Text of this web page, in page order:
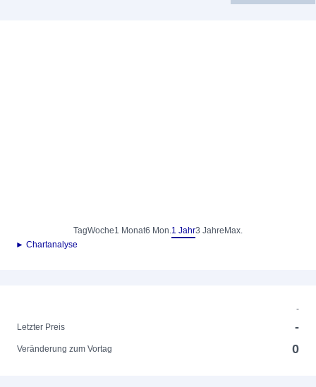
TagWoche1 Monat6 Mon.1 Jahr3 Jahre Max.
► Chartanalyse
-
Letzter Preis
-
Veränderung zum Vortag 0